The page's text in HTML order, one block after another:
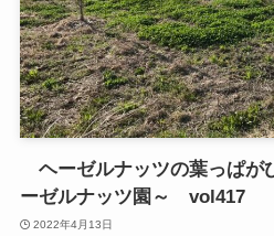
ヘーゼルナッツの葉っぱが
ーゼルナッツ園～ vol417
2022年4月13日